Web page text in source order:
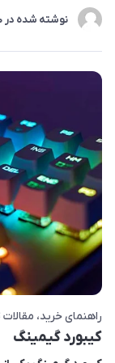
نوشته شده در
راهنمای خرید
کیبورد گیمینگ